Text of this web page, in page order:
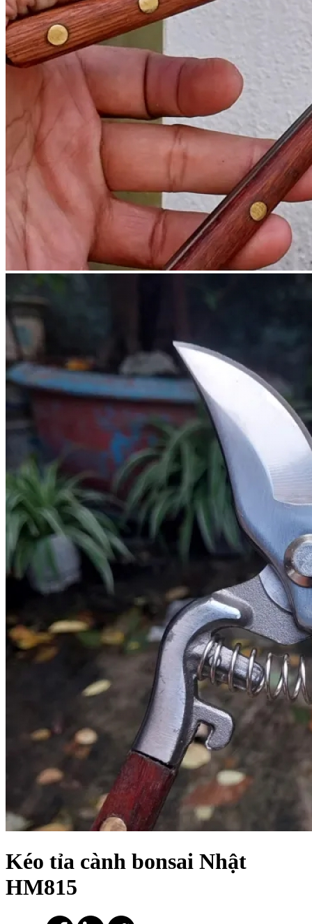
Kéo tỉa cành bonsai Nhật
HM815